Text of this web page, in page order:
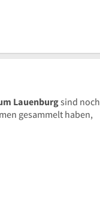
Lauenburgsind noch
gesammelt haben,